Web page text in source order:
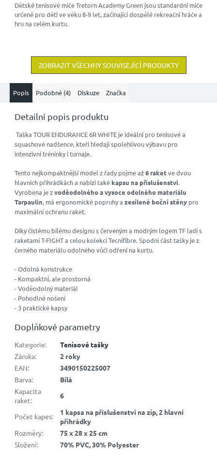
Dětské tenisové míče Tretorn Academy Green jsou standardní míče
určené pro děti ve věku 8-9 let, začínající dospělé rekreační hráče a
hru na celém kurtu.
ZOBRAZIT VŠECHNY SOUVISEJÍCÍ PRODUKTY
Popis Podobné (4) Diskuze Značka
Detailní popis produktu
Taška TOUR ENDURANCE 6R WHITE je ideální pro tenisové a
squashové nadšence, kteří hledají spolehlivou výbavu pro
intenzivní tréninky i turnaje.
Tento nejkompaktnější model z řady pojme až6 raketve dvou
hlavních přihrádkách a nabízí také kapsu na příslušenství.
Vyrobena je zvoděodolného a vysoce odolného materiálu
Tarpaulin, má ergonomické popruhy a zesílené boční stěny pro
maximální ochranu raket.
Díky čistému bílému designu s červeným a modrým logem TF ladí s
raketami T-FIGHT a celou kolekcí Tecnifibre. Spodní část tašky je z
černého materiálu odolného vůči odření na kurtu.
- Odolná konstrukce
- Kompaktní, ale prostorná
- Voděodolný materiál
- Pohodlné nošení
- 3 praktické kapsy
Doplňkové parametry
Kategorie:
Tenisové tašky
Záruka:
2 roky
EAN:
3490150225007
Barva:
Bílá
Kapacita
raket:
6
Počet kapes:
1 kapsa na příslušenství na zip, 2 hlavní
přihrádky
Rozměry:
75 x 28 x 25 cm
Složení: 70% PVC, 30% Polyester